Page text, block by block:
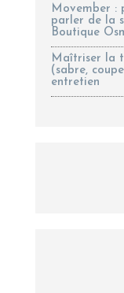
Movember :
parler de la
Boutique
Maîtriser la
(sabre,
entretien